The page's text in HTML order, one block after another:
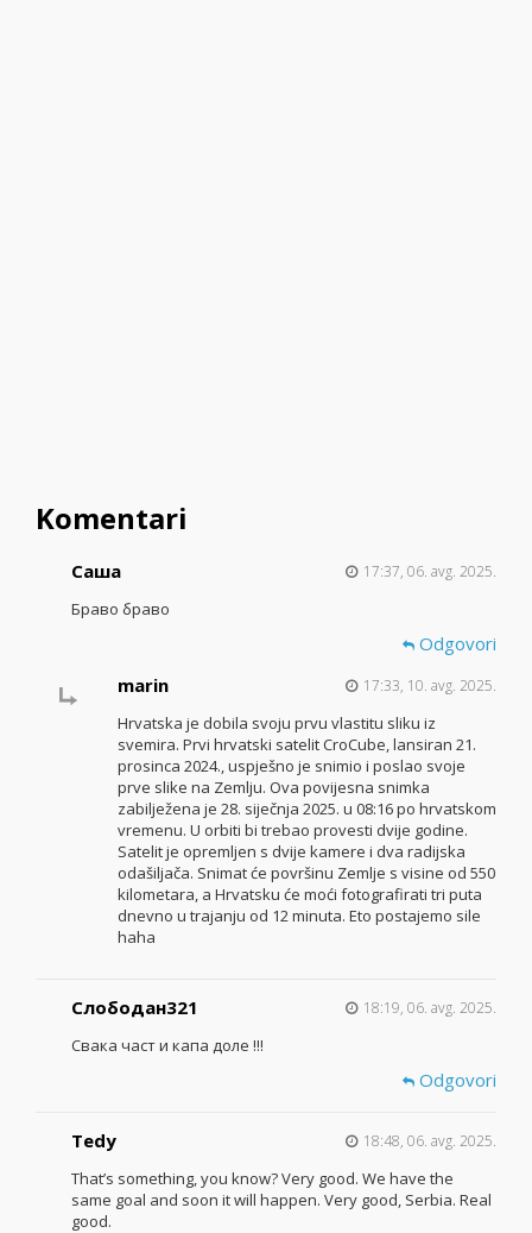
Komentari
Саша 17:37, 06. avg. 2025.
Браво браво
Odgovori
marin
17:33, 10. avg. 2025.
Hrvatska je dobila svoju prvu vlastitu sliku iz
svemira. Prvi hrvatski satelit CroCube, lansiran 21.
prosinca 2024., uspješno je snimio i poslao svoje
prve slike na Zemlju. Ova povijesna snimka
zabilježena je 28. siječnja 2025. u 08:16 po hrvatskom
vremenu. U orbiti bi trebao provesti dvije godine.
Satelit je opremljen s dvije kamere i dva radijska
odašiljača. Snimat će površinu Zemlje s visine od 550
kilometara, a Hrvatsku će moći fotografirati tri puta
dnevno u trajanju od 12 minuta. Eto postajemo sile
haha
Слободан321 18:19, 06. avg. 2025.
Свака част и капа доле !!!
Odgovori
Tedy 18:48, 06. avg. 2025.
That’s something, you know? Very good. We have the
same goal and soon it will happen. Very good, Serbia. Real
good.